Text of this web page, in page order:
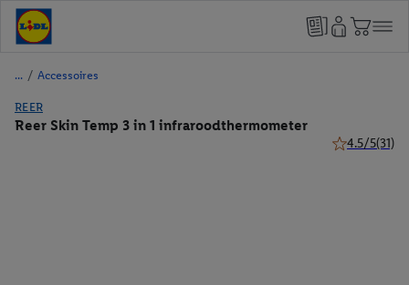
/ Accessoires
REER
Reer Skin Temp 3 in 1 infraroodthermometer
4.5/5(31)